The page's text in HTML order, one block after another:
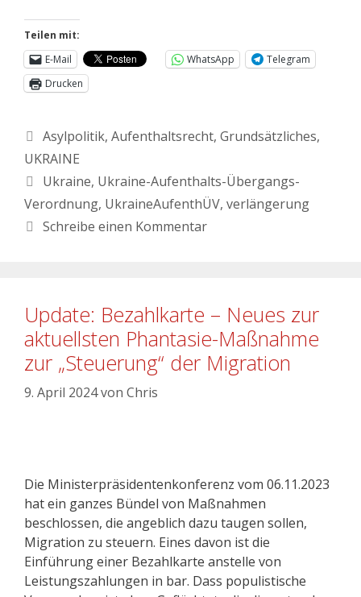
Teilen mit:
E-Mail
WhatsApp
Telegram
Drucken
Asylpolitik, Aufenthaltsrecht, Grundsätzliches,
UKRAINE
Ukraine, Ukraine-Aufenthalts-Übergangs-
Verordnung, UkraineAufenthÜV, verlängerung
Schreibe einen Kommentar
Update: Bezahlkarte – Neues zur
aktuellsten Phantasie-Maßnahme
zur „Steuerung“ der Migration
9. April 2024von Chris
Die Ministerpräsidentenkonferenz vom 06.11.2023
hat ein ganzes Bündel von Maßnahmen
beschlossen, die angeblich dazu taugen sollen,
Migration zu steuern. Eines davon ist die
Einführung einer Bezahlkarte anstelle von
Leistungszahlungen in bar. Dass populistische